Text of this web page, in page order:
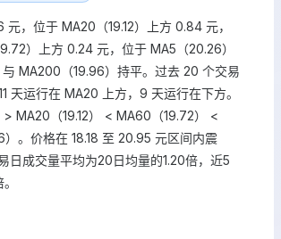
元，位于 MA20（19.12）上方 0.84 元，
）上方 0.24 元，位于 MA5（20.26）
MA200（19.96）持平。过去 20 个交易
天运行在 MA20 上方，9 天运行在下方。
MA20（19.12） < MA60（19.72） <
。价格在 18.18 至 20.95 元区间内震
日成交量平均为20日均量的1.20倍，近5